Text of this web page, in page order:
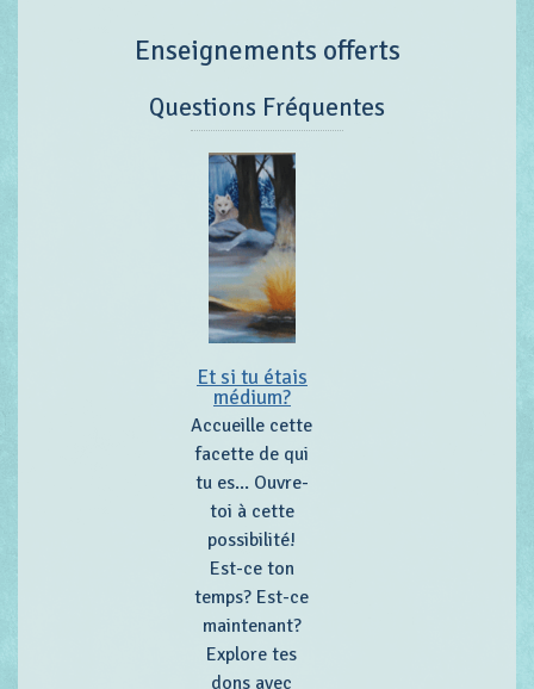
Enseignements offerts
Questions Fréquentes
Et si tu étais
médium?
Accueille cette
facette de qui
tu es... Ouvre-
toi à cette
possibilité!
Est-ce ton
temps? Est-ce
maintenant?
Explore tes
dons avec